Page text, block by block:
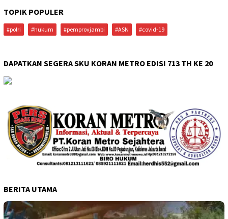
TOPIK POPULER
#polri #hukum #pemprovjambi #ASN #covid-19
DAPATKAN SEGERA SKU KORAN METRO EDISI 713 TH KE 20
BERITA UTAMA